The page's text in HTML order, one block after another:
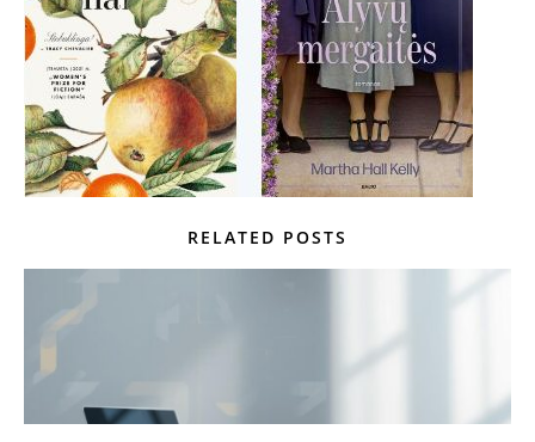
RELATED POSTS